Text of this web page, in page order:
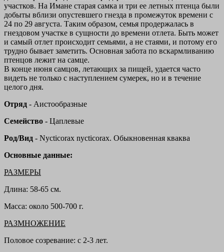
участков. На Имане старая самка и три ее летных птенца были
добыты вблизи опустевшего гнезда в промежуток времени с
24 по 29 августа. Таким образом, семья продержалась в
гнездовом участке в сущности до времени отлета. Быть может
и самый отлет происходит семьями, а не стаями, и потому его
трудно бывает заметить. Основная забота по вскармливанию
птенцов лежит на самце.
В конце июня самцов, летающих за пищей, удается часто
видеть не только с наступлением сумерек, но и в течение
целого дня.
Отряд - Аистообразные
Семейство - Цаплевые
Род/Вид - Nycticorax nycticorax. Обыкновенная кваква
Основные данные:
РАЗМЕРЫ
Длина: 58-65 см.
Масса: около 500-700 г.
РАЗМНОЖЕНИЕ
Половое созревание: с 2-3 лет.